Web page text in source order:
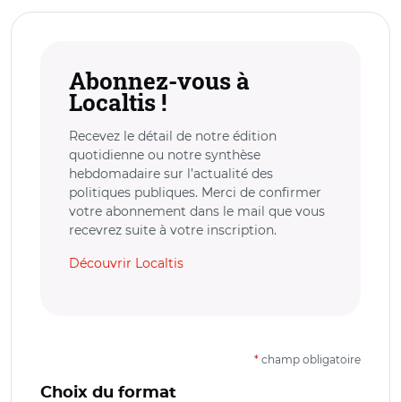
Abonnez-vous à
Localtis !
Recevez le détail de notre édition
quotidienne ou notre synthèse
hebdomadaire sur l’actualité des
politiques publiques. Merci de confirmer
votre abonnement dans le mail que vous
recevrez suite à votre inscription.
Découvrir Localtis
* champ obligatoire
Choix du format